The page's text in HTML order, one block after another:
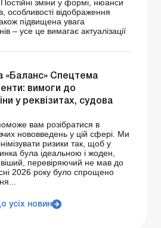
зміни у формі, нюанси
особливості відображення
підвищена увага
– усе це вимагає актуалізації
«Баланс» Спецтема
вимоги до
у реквізитах, судова
вам розібратися в
нововведень у цій сфері. Ми
ризики так, щоб у
була ідеальною і жоден,
перевіряючий не мав до
2026 року було спрощено
усіх новин